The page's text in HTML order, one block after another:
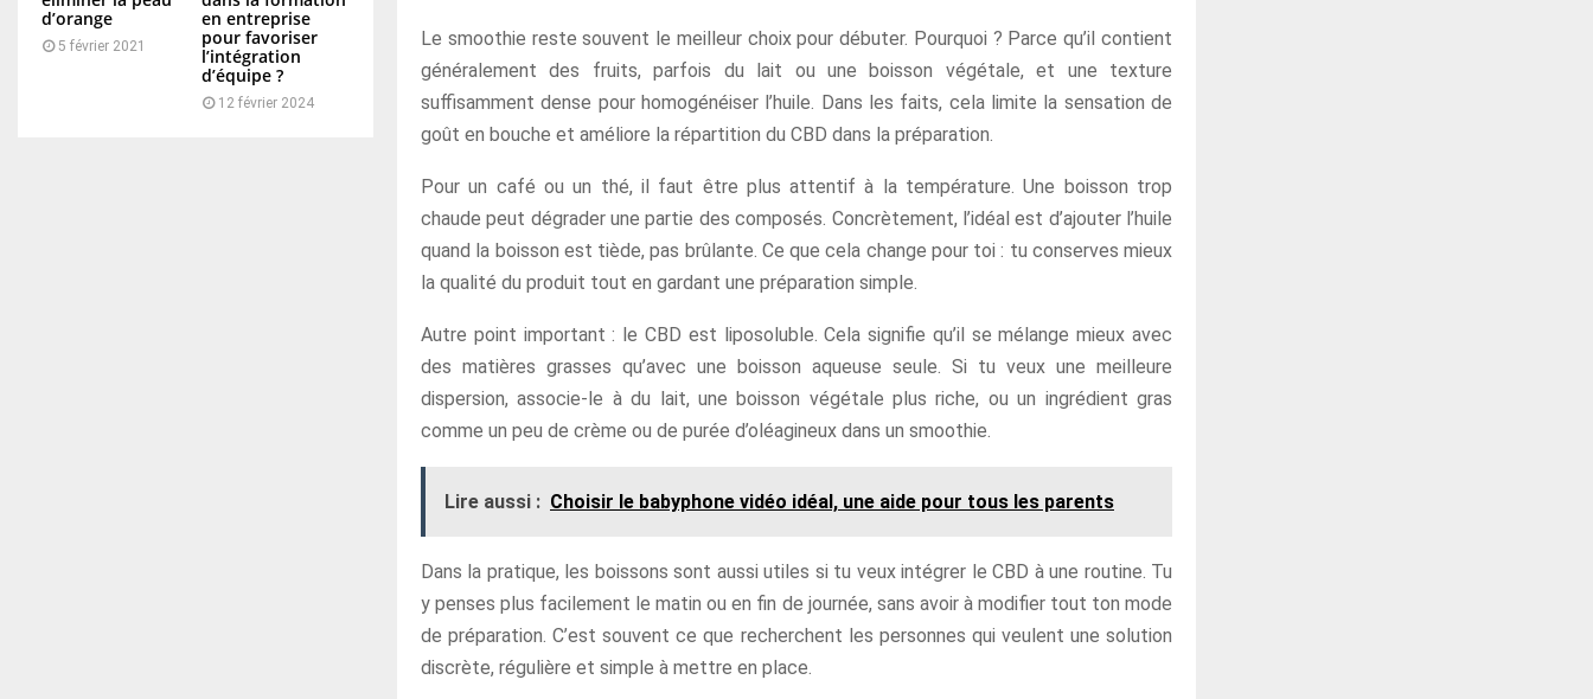
Le smoothie reste souvent le meilleur choix pour débuter. Pourquoi ? Parce qu’il contient
généralement des fruits, parfois du lait ou une boisson végétale, et une texture
suffisamment dense pour homogénéiser l’huile. Dans les faits, cela limite la sensation de
goût en bouche et améliore la répartition du CBD dans la préparation.
Pour un café ou un thé, il faut être plus attentif à la température. Une boisson trop
chaude peut dégrader une partie des composés. Concrètement, l’idéal est d’ajouter l’huile
quand la boisson est tiède, pas brûlante. Ce que cela change pour toi : tu conserves mieux
la qualité du produit tout en gardant une préparation simple.
Autre point important : le CBD est liposoluble. Cela signifie qu’il se mélange mieux avec
des matières grasses qu’avec une boisson aqueuse seule. Si tu veux une meilleure
dispersion, associe-le à du lait, une boisson végétale plus riche, ou un ingrédient gras
comme un peu de crème ou de purée d’oléagineux dans un smoothie.
Lire aussi : Choisir le babyphone vidéo idéal, une aide pour tous les parents
Dans la pratique, les boissons sont aussi utiles si tu veux intégrer le CBD à une routine. Tu
y penses plus facilement le matin ou en fin de journée, sans avoir à modifier tout ton mode
de préparation. C’est souvent ce que recherchent les personnes qui veulent une solution
discrète, régulière et simple à mettre en place.
d’orange
5 février 2021
en entreprise
pour favoriser
l’intégration
d’équipe ?
12 février 2024